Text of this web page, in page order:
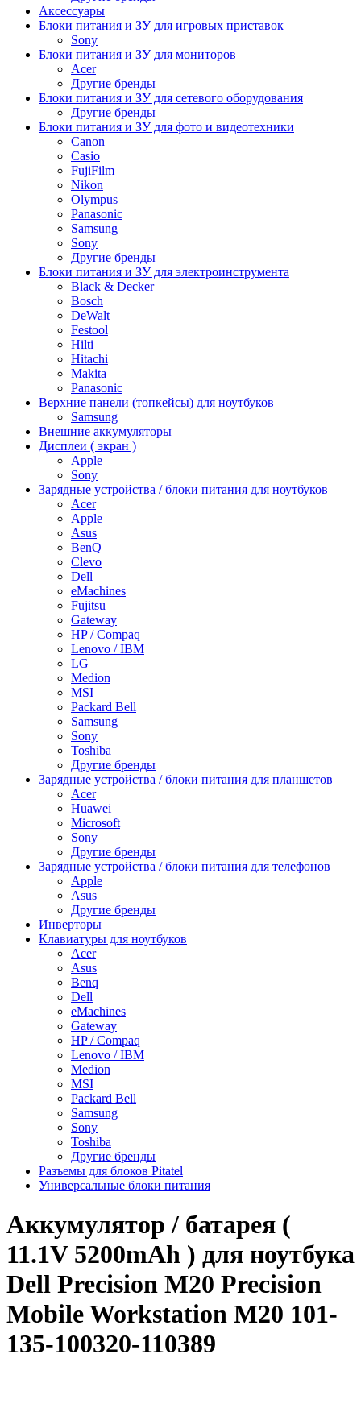
Аксессуары
Блоки питания и ЗУ для игровых приставок
Sony
Блоки питания и ЗУ для мониторов
Acer
Другие бренды
Блоки питания и ЗУ для сетевого оборудования
Другие бренды
Блоки питания и ЗУ для фото и видеотехники
Canon
Casio
FujiFilm
Nikon
Olympus
Panasonic
Samsung
Sony
Другие бренды
Блоки питания и ЗУ для электроинструмента
Black & Decker
Bosch
DeWalt
Festool
Hilti
Hitachi
Makita
Panasonic
Верхние панели (топкейсы) для ноутбуков
Samsung
Внешние аккумуляторы
Дисплеи ( экран )
Apple
Sony
Зарядные устройства / блоки питания для ноутбуков
Acer
Apple
Asus
BenQ
Clevo
Dell
eMachines
Fujitsu
Gateway
HP / Compaq
Lenovo / IBM
LG
Medion
MSI
Packard Bell
Samsung
Sony
Toshiba
Другие бренды
Зарядные устройства / блоки питания для планшетов
Acer
Huawei
Microsoft
Sony
Другие бренды
Зарядные устройства / блоки питания для телефонов
Apple
Asus
Другие бренды
Инверторы
Клавиатуры для ноутбуков
Acer
Asus
Benq
Dell
eMachines
Gateway
HP / Compaq
Lenovo / IBM
Medion
MSI
Packard Bell
Samsung
Sony
Toshiba
Другие бренды
Разъемы для блоков Pitatel
Универсальные блоки питания
Аккумулятор / батарея (
11.1V 5200mAh ) для ноутбука
Dell Precision M20 Precision
Mobile Workstation M20 101-
135-100320-110389